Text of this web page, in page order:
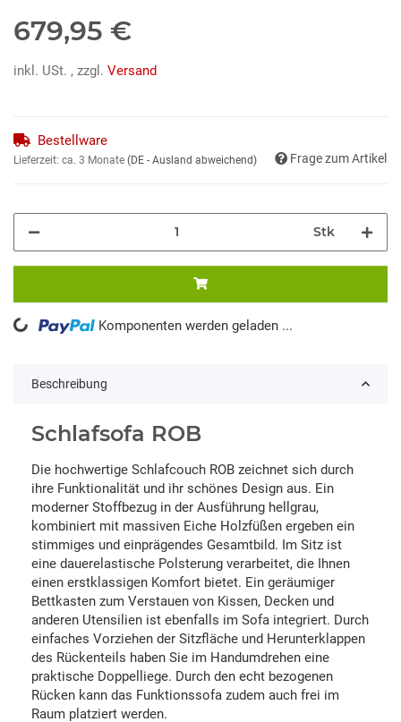
679,95 €
inkl. USt. , zzgl. Versand
Bestellware
Lieferzeit: ca. 3 Monate (DE - Ausland abweichend) Frage zum Artikel
Stk
Komponenten werden geladen ...
Beschreibung
Schlafsofa ROB
Die hochwertige Schlafcouch ROB zeichnet sich durch
ihre Funktionalität und ihr schönes Design aus. Ein
moderner Stoffbezug in der Ausführung hellgrau,
kombiniert mit massiven Eiche Holzfüßen ergeben ein
stimmiges und einprägendes Gesamtbild. Im Sitz ist
eine dauerelastische Polsterung verarbeitet, die Ihnen
einen erstklassigen Komfort bietet. Ein geräumiger
Bettkasten zum Verstauen von Kissen, Decken und
anderen Utensilien ist ebenfalls im Sofa integriert. Durch
einfaches Vorziehen der Sitzfläche und Herunterklappen
des Rückenteils haben Sie im Handumdrehen eine
praktische Doppelliege. Durch den echt bezogenen
Rücken kann das Funktionssofa zudem auch frei im
Raum platziert werden.